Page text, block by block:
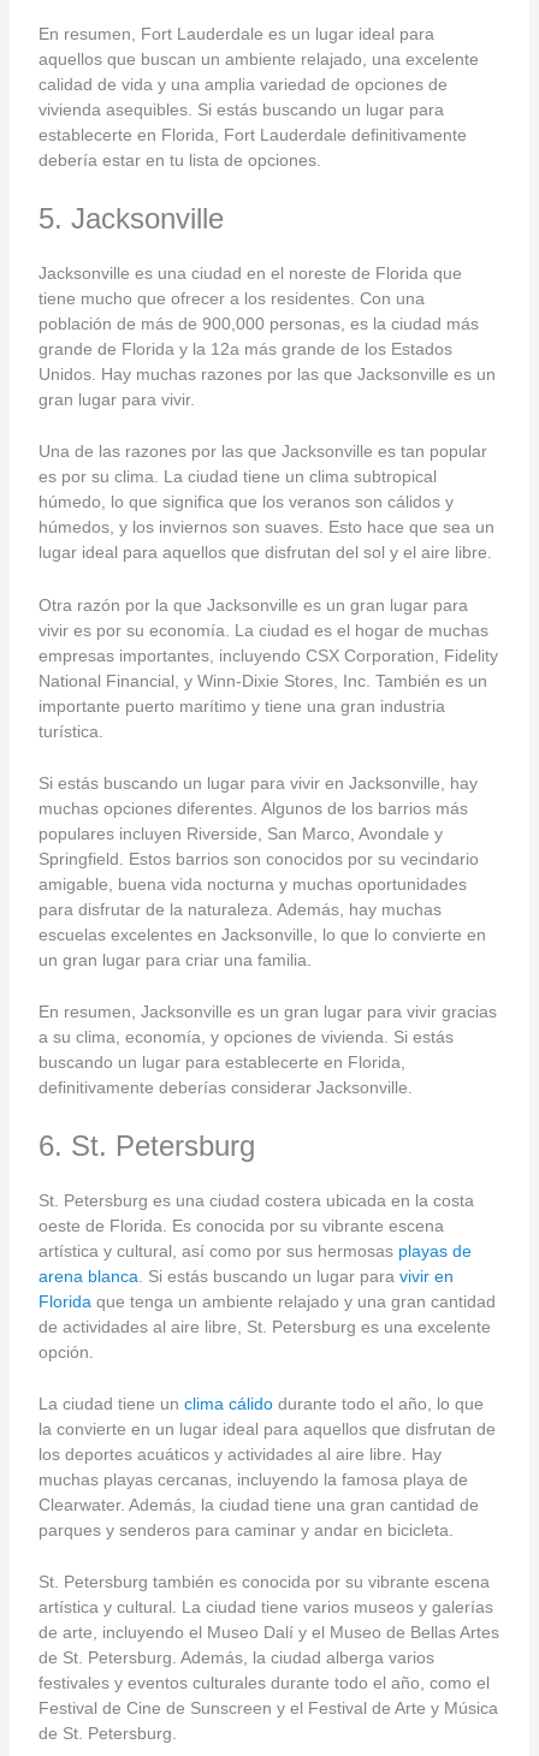
En resumen, Fort Lauderdale es un lugar ideal para
aquellos que buscan un ambiente relajado, una excelente
calidad de vida y una amplia variedad de opciones de
vivienda asequibles. Si estás buscando un lugar para
establecerte en Florida, Fort Lauderdale definitivamente
debería estar en tu lista de opciones.
5. Jacksonville
Jacksonville es una ciudad en el noreste de Florida que
tiene mucho que ofrecer a los residentes. Con una
población de más de 900,000 personas, es la ciudad más
grande de Florida y la 12a más grande de los Estados
Unidos. Hay muchas razones por las que Jacksonville es un
gran lugar para vivir.
Una de las razones por las que Jacksonville es tan popular
es por su clima. La ciudad tiene un clima subtropical
húmedo, lo que significa que los veranos son cálidos y
húmedos, y los inviernos son suaves. Esto hace que sea un
lugar ideal para aquellos que disfrutan del sol y el aire libre.
Otra razón por la que Jacksonville es un gran lugar para
vivir es por su economía. La ciudad es el hogar de muchas
empresas importantes, incluyendo CSX Corporation, Fidelity
National Financial, y Winn-Dixie Stores, Inc. También es un
importante puerto marítimo y tiene una gran industria
turística.
Si estás buscando un lugar para vivir en Jacksonville, hay
muchas opciones diferentes. Algunos de los barrios más
populares incluyen Riverside, San Marco, Avondale y
Springfield. Estos barrios son conocidos por su vecindario
amigable, buena vida nocturna y muchas oportunidades
para disfrutar de la naturaleza. Además, hay muchas
escuelas excelentes en Jacksonville, lo que lo convierte en
un gran lugar para criar una familia.
En resumen, Jacksonville es un gran lugar para vivir gracias
a su clima, economía, y opciones de vivienda. Si estás
buscando un lugar para establecerte en Florida,
definitivamente deberías considerar Jacksonville.
6. St. Petersburg
St. Petersburg es una ciudad costera ubicada en la costa
oeste de Florida. Es conocida por su vibrante escena
artística y cultural, así como por sus hermosas playas de
arena blanca . Si estás buscando un lugar para vivir en
Florida que tenga un ambiente relajado y una gran cantidad
de actividades al aire libre, St. Petersburg es una excelente
opción.
La ciudad tiene un clima cálidodurante todo el año, lo que
la convierte en un lugar ideal para aquellos que disfrutan de
los deportes acuáticos y actividades al aire libre. Hay
muchas playas cercanas, incluyendo la famosa playa de
Clearwater. Además, la ciudad tiene una gran cantidad de
parques y senderos para caminar y andar en bicicleta.
St. Petersburg también es conocida por su vibrante escena
artística y cultural. La ciudad tiene varios museos y galerías
de arte, incluyendo el Museo Dalí y el Museo de Bellas Artes
de St. Petersburg. Además, la ciudad alberga varios
festivales y eventos culturales durante todo el año, como el
Festival de Cine de Sunscreen y el Festival de Arte y Música
de St. Petersburg.